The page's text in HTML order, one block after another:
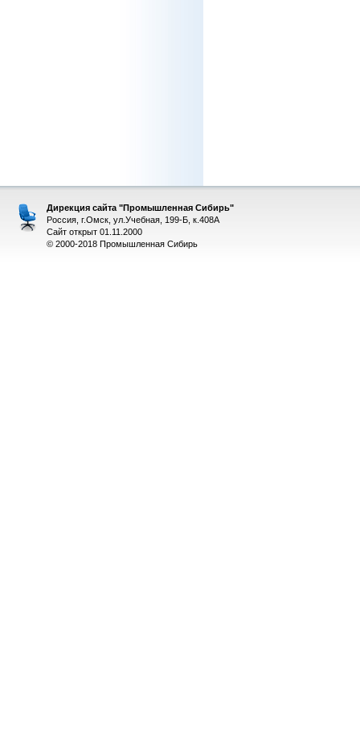
Дирекция сайта "Промышленная Сибирь"
Россия, г.Омск, ул.Учебная, 199-Б, к.408А
Сайт открыт 01.11.2000
© 2000-2018 Промышленная Сибирь